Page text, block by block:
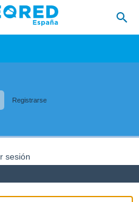
Registrarse
sesión